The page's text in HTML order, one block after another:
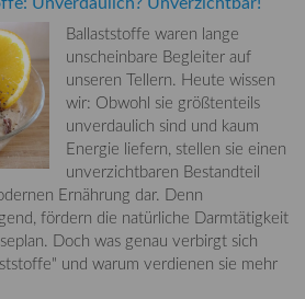
Ballaststoffe waren lange
unscheinbare Begleiter auf
unseren Tellern. Heute wissen
wir: Obwohl sie größtenteils
unverdaulich sind und kaum
Energie liefern, stellen sie einen
unverzichtbaren Bestandteil
Ernährung dar. Denn
fördern die natürliche Darmtätigkeit
Doch was genau verbirgt sich
und warum verdienen sie mehr